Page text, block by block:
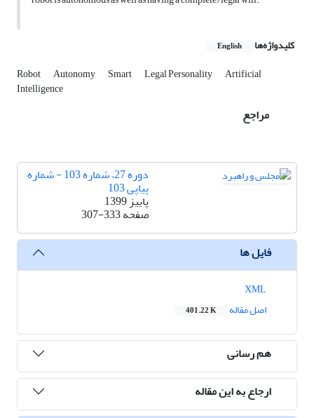
کلیدواژه‌ها English
Robot Autonomy Smart Legal Personality Artificial
Intelligence
مراجع
دوره 27، شماره 103 - شماره
پیاپی 103
پاییز 1399
صفحه307-333
فایل ها
اصل مقاله
401.22 K
هم رسانی
ارجاع به این مقاله